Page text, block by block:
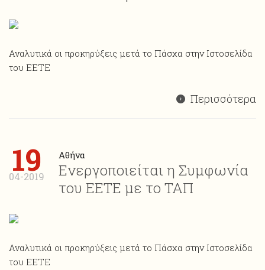
Αναλυτικά οι προκηρύξεις μετά το Πάσχα στην Ιστοσελίδα
του ΕΕΤΕ
Περισσότερα
19
04-2019
Αθήνα
Ενεργοποιείται η Συμφωνία
του ΕΕΤΕ με το ΤΑΠ
Αναλυτικά οι προκηρύξεις μετά το Πάσχα στην Ιστοσελίδα
του ΕΕΤΕ